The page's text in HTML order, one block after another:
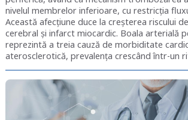
nivelul membrelor inferioare, cu restricția
Această afecțiune duce la creșterea riscului
cerebral și infarct miocardic. Boala arterială
reprezintă a treia cauză de morbiditate
aterosclerotică, prevalența crescând într-un